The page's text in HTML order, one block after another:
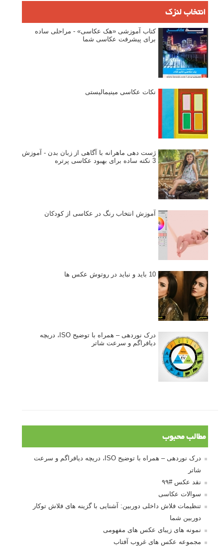
انتخاب لنزک
کتاب آموزشی «هک عکاسی» - مراحلی ساده
برای پیشرفت عکاسی شما
نکات عکاسی مینیمالیستی
ژست دهی ماهرانه با آگاهی از زبان بدن - آموزش
3 نکته ساده برای بهبود عکاسی پرتره
آموزش انتخاب رنگ در عکاسی از کودکان
10 باید و نباید در روتوش عکس ها
درک نوردهی – همراه با توضیح ISO، دریچه
دیافراگم و سرعت شاتر
مطالب محبوب
درک نوردهی – همراه با توضیح ISO، دریچه دیافراگم و سرعت
شاتر
نقد عکس #۹۹
سوالات عکاسی
تنظیمات فلاش داخلی دوربین: آشنایی با گزینه های فلاش توکار
دوربین شما
نمونه های زیبای عکس های مفهومی
مجموعه عکس های غروب آفتاب